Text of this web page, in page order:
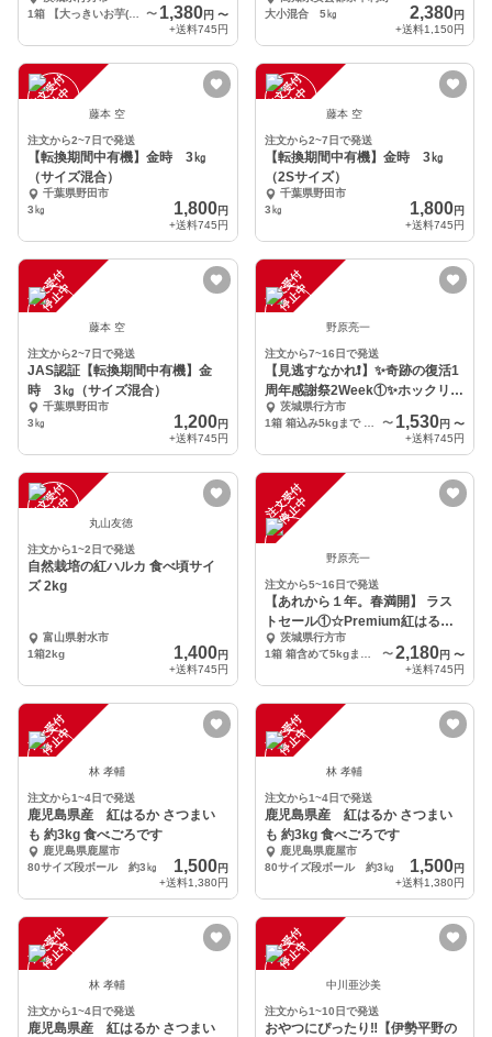
〜 1,380円 〜
+送料745円
大小混合 5㎏
2,380円
+送料1,150円
注
文
受
付
停
止
中 藤本 空
注文から2~7日で発送
【転換期間中有機】金時 3㎏
（サイズ混合）
千葉県野田市
3㎏
1,800円
+送料745円
注
文
受
付
停
止
中 藤本 空
注文から2~7日で発送
【転換期間中有機】金時 3㎏
（2Sサイズ）
千葉県野田市
3㎏
1,800円
+送料745円
注
文
受
付
停
止
中
藤本 空
注文から2~7日で発送
JAS認証【転換期間中有機】金
時 3㎏（サイズ混合）
千葉県野田市
3㎏
1,200円
+送料745円
注
文
受
付
停
止
中
野原亮一
注文から7~16日で発送
【見逃すなかれ❗】✨奇跡の復活1
周年感謝祭2Week①✨ホックリ王
子 茨城県行方市
〜 1,530円 〜
+送料745円
注
文
受
付
停
止
中 丸山友徳
注文から1~2日で発送
自然栽培の紅ハルカ 食べ頃サイ
ズ 2kg
富山県射水市
1箱2kg
1,400円
+送料745円
注
文
受
付
停
止
中
野原亮一
注文から5~16日で発送
【あれから１年。春満開】 ラス
トセール①☆Premium紅はるか
「おはるちゃん」
茨城県行方市
〜2,180円 〜
+送料745円
注
文
受
付
停
止
中
林 孝輔
注文から1~4日で発送
鹿児島県産 紅はるか さつまい
も 約3kg 食べごろです
鹿児島県鹿屋市
80サイズ段ボール 約3㎏
1,500円
+送料1,380円
注
文
受
付
停
止
中
林 孝輔
注文から1~4日で発送
鹿児島県産 紅はるか さつまい
も 約3kg 食べごろです
鹿児島県鹿屋市
80サイズ段ボール 約3㎏
1,500円
+送料1,380円
注
文
受
付
停
止
中
林 孝輔
注文から1~4日で発送
鹿児島県産 紅はるか さつまい
注
文
受
付
停
止
中
中川亜沙美
注文から1~10日で発送
おやつにぴったり‼︎【伊勢平野の